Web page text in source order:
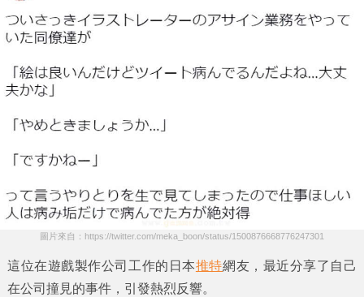
圖片來自：https://twitter.com/meka_boon/status/1500876668776247301
這位在遊戲製作公司工作的日本推特網友，最近分享了自己
在公司撞見的事件，引發熱烈反響。